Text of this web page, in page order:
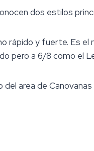
dos estilos
rápido y fuerte. Es el
pero a 6/8 como el
area de